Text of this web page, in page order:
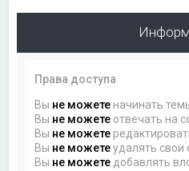
Права доступа
Вы не можете начинать
Вы не можете отвечать на
Вы не можете
Вы не можетеудалять свои
Вы не можете добавлять